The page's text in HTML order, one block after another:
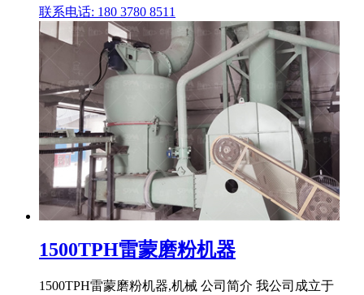
联系电话: 180 3780 8511
1500TPH雷蒙磨粉机器
1500TPH雷蒙磨粉机器,机械 公司简介 我公司成立于